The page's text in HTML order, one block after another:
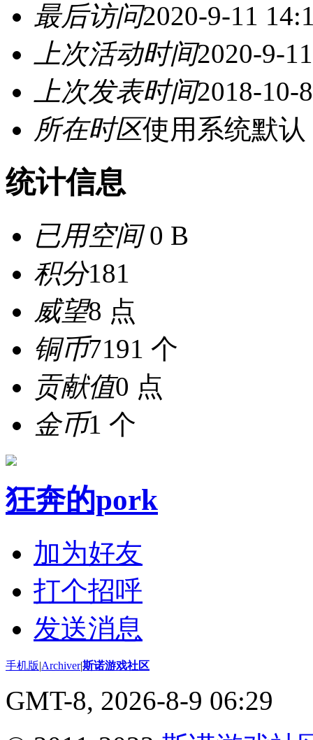
最后访问2020-9-11
上次活动时间2020-9-
上次发表时间2018-10-
所在时区使用系统默认
统计信息
已用空间0 B
积分181
威望8 点
铜币7191 个
贡献值0 点
金币1 个
狂奔的pork
加为好友
打个招呼
发送消息
手机版|Archiver|斯诺游戏社区
GMT-8, 2026-8-9 06:29